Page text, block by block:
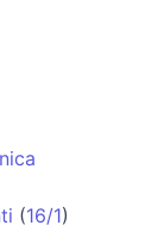
(16/1)